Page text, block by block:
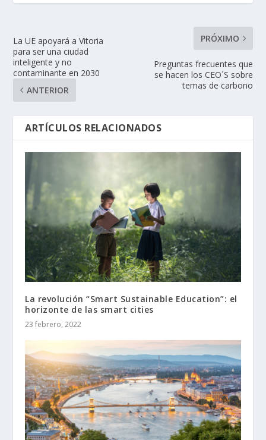
La UE apoyará a Vitoria
para ser una ciudad
inteligente y no
contaminante en 2030
ANTERIOR
PRÓXIMO
Preguntas frecuentes que
se hacen los CEO´S sobre
temas de carbono
ARTÍCULOS RELACIONADOS
La revolución “Smart Sustainable Education”: el
horizonte de las smart cities
23 febrero, 2022